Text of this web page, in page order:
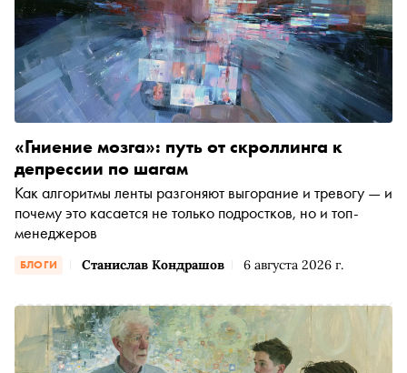
БЛОГИ Станислав Кондрашов 6 августа 2026 г.
«Гниение мозга»: путь от скроллинга к
депрессии по шагам
Как алгоритмы ленты разгоняют выгорание и тревогу — и
почему это касается не только подростков, но и топ-
менеджеров